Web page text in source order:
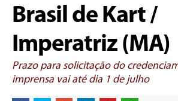
Brasil de Kart /
Imperatriz (MA)
Prazo para solicitação do
imprensa vai até dia 1 de julho